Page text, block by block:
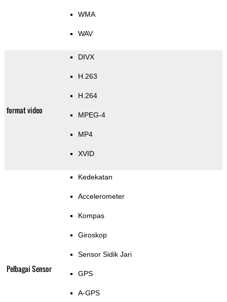
WMA
WAV
format video
DIVX
H.263
H.264
MPEG-4
MP4
XVID
Pelbagai Sensor
Kedekatan
Accelerometer
Kompas
Giroskop
Sensor Sidik Jari
GPS
A-GPS